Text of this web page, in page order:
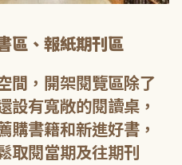
區、報紙期刊區
間，開架閱覽區除了
設有寬敞的閱讀桌，
購書籍和新進好書，
取閱當期及往期刊